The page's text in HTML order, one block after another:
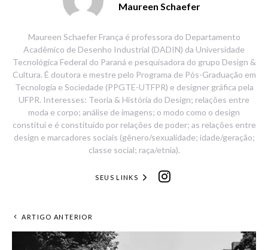
Maureen Schaefer
Maureen Schaefer França é professora do Departamento
Acadêmico de Desenho Industrial (DADIN) da Universidade
Tecnológica Federal do Paraná e pesquisadora do grupo Design &
Cultura. É doutora e mestre pelo Programa de Pós-Graduação em
Tecnologia e Sociedade (PPGTE-UTFPR) e designer gráfica pela
UFPR. Interesses: Teoria & História do Design; relações entre
moda e corpo; análise de imagens; o modo como o design
constitui e é constituído por relações de poder; as relações entre
design e marcadores sociais (gênero/sexualidade; idade/geração;
classe social; raça/etnia).
SEUS LINKS
ARTIGO ANTERIOR